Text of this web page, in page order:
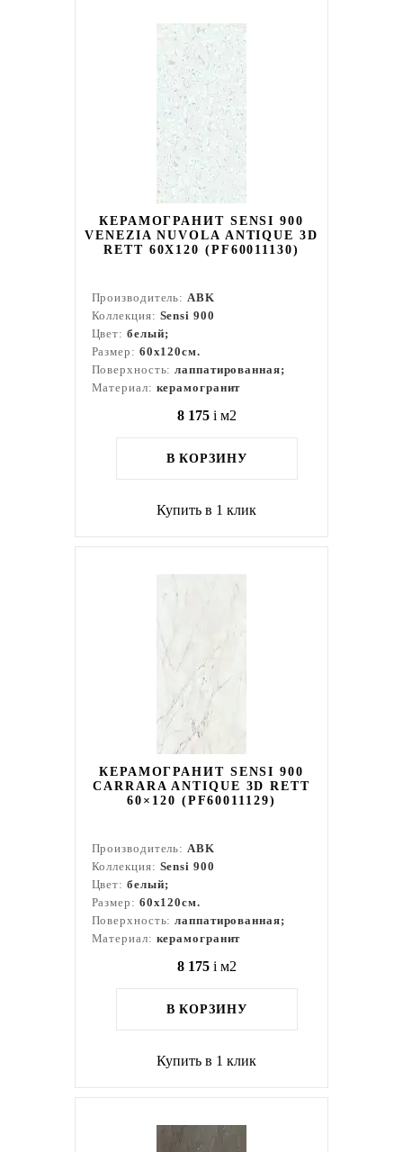
КЕРАМОГРАНИТ SENSI 900
VENEZIA NUVOLA ANTIQUE 3D
RETT 60X120 (PF60011130)
Производитель:ABK
Коллекция: Sensi 900
Цвет: белый;
Размер: 60x120см.
Поверхность:лаппатированная;
Материал: керамогранит
8 175 i м2
В КОРЗИНУ
Купить в 1 клик
КЕРАМОГРАНИТ SENSI 900
CARRARA ANTIQUE 3D RETT
60×120 (PF60011129)
Производитель:ABK
Коллекция: Sensi 900
Цвет: белый;
Размер: 60x120см.
Поверхность:лаппатированная;
Материал: керамогранит
8 175 i м2
В КОРЗИНУ
Купить в 1 клик